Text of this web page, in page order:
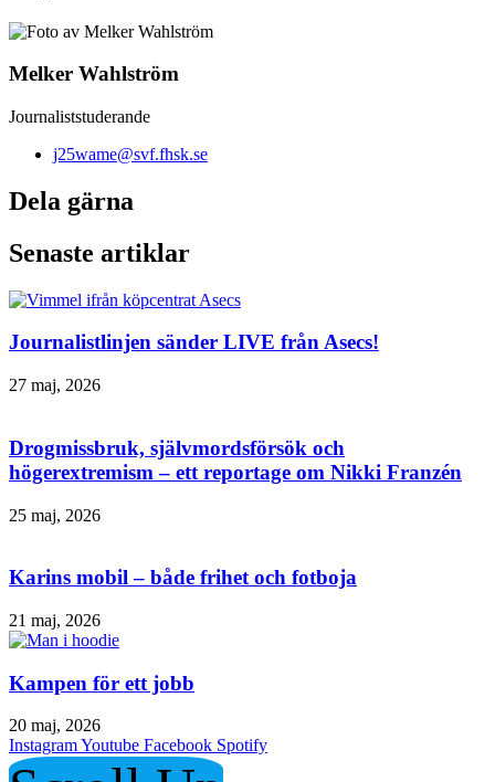
Melker Wahlström
Journaliststuderande
j25wame@svf.fhsk.se
Dela gärna
Senaste artiklar
Journalistlinjen sänder LIVE från Asecs!
27 maj, 2026
Drogmissbruk, självmordsförsök och
högerextremism – ett reportage om Nikki Franzén
25 maj, 2026
Karins mobil – både frihet och fotboja
21 maj, 2026
Kampen för ett jobb
20 maj, 2026
InstagramYoutube Facebook Spotify